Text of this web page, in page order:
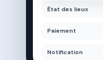
État des lieux
Paiement
Notification